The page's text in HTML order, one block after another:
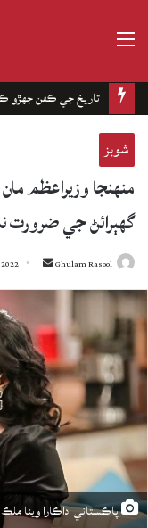
تاريخ جي ڪفن جھڙو
شوبز
منهنجا وزيراعظم
گهٻرائڻ جي ضرورت
Ghulam Rasool
Send
an
پاڪستاني اداڪارا وينا ملڪ